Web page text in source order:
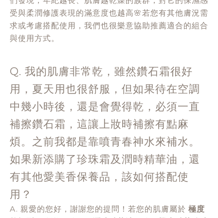
受與柔潤修護表現的滿意度也越高🌸若您有其他膚況需
求或考慮搭配使用，我們也很樂意協助推薦適合的組合
與使用方式。
Q. 我的肌膚非常乾，雖然鑽石霜很好
用，夏天用也很舒服，但如果待在空調
中幾小時後，還是會覺得乾，必須一直
補擦鑽石霜，這讓上妝時補擦有點麻
煩。之前我都是靠噴青春神水來補水。
如果新添購了珍珠霜及潤時精華油，還
有其他愛美香保養品，該如何搭配使
用？
A. 親愛的您好，謝謝您的提問！若您的肌膚屬於 極度